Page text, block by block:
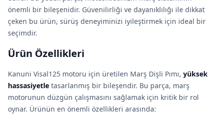
önemli bir bileşenidir. Güvenilirliği ve dayanıklılığı ile dikkat
çeken bu ürün, sürüş deneyiminizi iyileştirmek için ideal bir
seçimdir.
Ürün Özellikleri
Kanuni Visal125 motoru için üretilen Marş Dişli Pımı, yüksek
hassasiyetle tasarlanmış bir bileşendir. Bu parça, marş
motorunun düzgün çalışmasını sağlamak için kritik bir rol
oynar. Ürünün en önemli özellikleri arasında: